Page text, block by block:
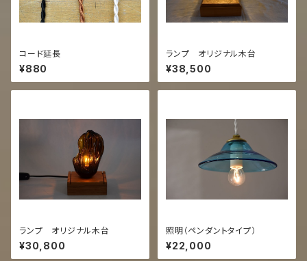
コード延長
¥880
ランプ オリジナル木台
¥38,500
ランプ オリジナル木台
¥30,800
照明（ペンダントタイプ）
¥22,000